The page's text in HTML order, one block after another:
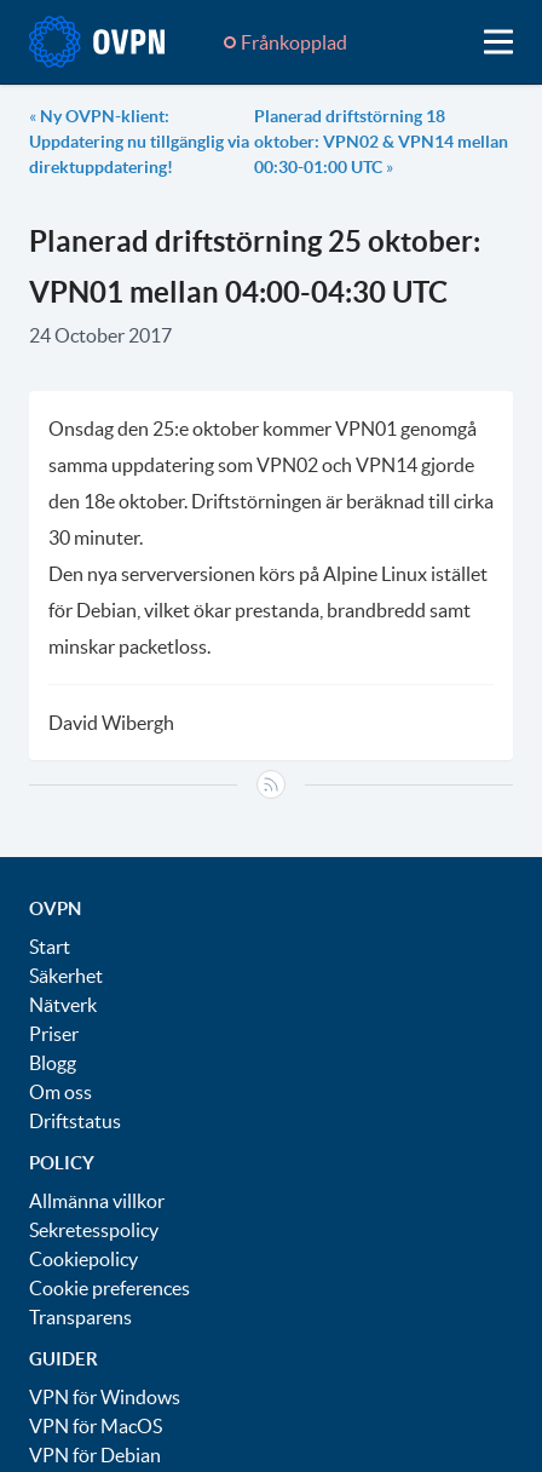
Frånkopplad
« Ny OVPN-klient:
Uppdatering nu tillgänglig via
direktuppdatering!
Planerad driftstörning 18
oktober: VPN02 & VPN14 mellan
00:30-01:00 UTC»
Planerad driftstörning 25 oktober:
VPN01 mellan 04:00-04:30 UTC
24 October 2017
Onsdag den 25:e oktober kommer VPN01 genomgå
samma uppdatering som VPN02 och VPN14 gjorde
den 18e oktober. Driftstörningen är beräknad till cirka
30 minuter.
Den nya serverversionen körs på Alpine Linux istället
för Debian, vilket ökar prestanda, brandbredd samt
minskar packetloss.
David Wibergh
OVPN
Start
Säkerhet
Nätverk
Priser
Blogg
Om oss
Driftstatus
POLICY
Allmänna villkor
Sekretesspolicy
Cookiepolicy
Cookie preferences
Transparens
GUIDER
VPN för Windows
VPN för MacOS
VPN för Debian